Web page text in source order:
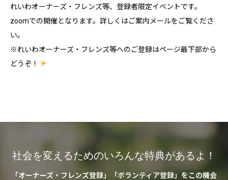
れいわオーナーズ・フレンズ等、登録者限定イベントです。
zoomでの開催となります。詳しくはご案内メールをご覧くださ
い。
※れいわオーナーズ・フレンズ等へのご登録はページ最下部から
どうぞ！
社会を変えるためのいろんな特典があるよ！
「オーナーズ・フレンズ登録」「ボランティア登録」をこの機会